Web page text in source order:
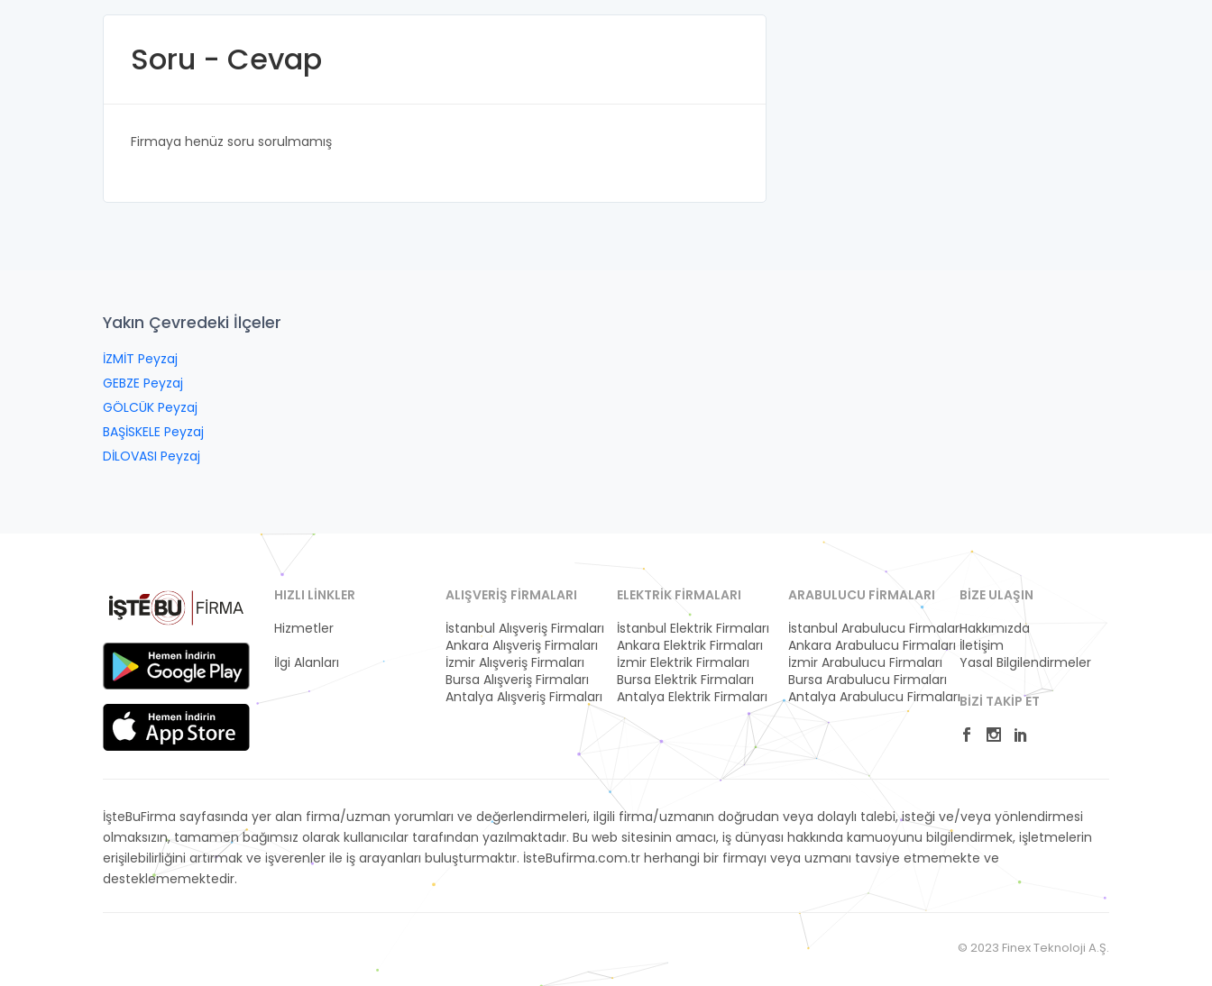
Soru - Cevap
Firmaya henüz soru sorulmamış
Yakın Çevredeki İlçeler
İZMİT Peyzaj
GEBZE Peyzaj
GÖLCÜK Peyzaj
BAŞİSKELE Peyzaj
DİLOVASI Peyzaj
HIZLI LINKLER
Hizmetler
İlgi Alanları
ALIŞVERIŞ FIRMALARI
İstanbul Alışveriş Firmaları
Ankara Alışveriş Firmaları
İzmir Alışveriş Firmaları
Bursa Alışveriş Firmaları
Antalya Alışveriş Firmaları
ELEKTRIK FIRMALARI
İstanbul Elektrik Firmaları
Ankara Elektrik Firmaları
İzmir Elektrik Firmaları
Bursa Elektrik Firmaları
Antalya Elektrik Firmaları
ARABULUCU FIRMALARI
İstanbul Arabulucu Firmaları
Ankara Arabulucu Firmaları
İzmir Arabulucu Firmaları
Bursa Arabulucu Firmaları
Antalya Arabulucu Firmaları
BIZE ULAŞIN
Hakkımızda
İletişim
Yasal Bilgilendirmeler
BIZI TAKIP ET
İşteBuFirma sayfasında yer alan firma/uzman yorumları ve değerlendirmeleri, ilgili firma/uzmanın doğrudan veya dolaylı talebi, isteği ve/veya yönlendirmesi
olmaksızın, tamamen bağımsız olarak kullanıcılar tarafından yazılmaktadır. Bu web sitesinin amacı, iş dünyası hakkında kamuoyunu bilgilendirmek, işletmelerin
erişilebilirliğini artırmak ve işverenler ile iş arayanları buluşturmaktır. İsteBufirma.com.tr herhangi bir firmayı veya uzmanı tavsiye etmemekte ve
desteklememektedir.
© 2023 Finex Teknoloji A.Ş.